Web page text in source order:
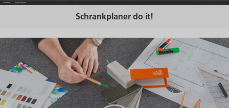
Schrankplaner do it!